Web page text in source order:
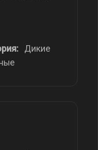
Дикие